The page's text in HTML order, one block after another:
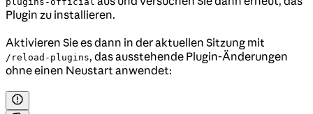
Plugin zu installieren.
Aktivieren Sie es dann in der aktuellen Sitzung mit
/reload-plugins, das ausstehende Plugin-Änderungen
ohne einen Neustart anwendet: